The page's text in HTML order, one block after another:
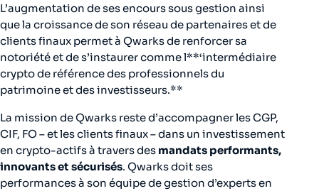
L’augmentation de ses encours sous gestion ainsi
que la croissance de son réseau de partenaires et de
clients finaux permet à Qwarks de renforcer sa
notoriété et de s’instaurer comme l**‘intermédiaire
crypto de référence des professionnels du
patrimoine et des investisseurs.**
La mission de Qwarks reste d’accompagner les CGP,
CIF, FO – et les clients finaux – dans un investissement
en crypto-actifs à travers des mandats performants,
innovants et sécurisés. Qwarks doit ses
performances à son équipe de gestion d’experts en